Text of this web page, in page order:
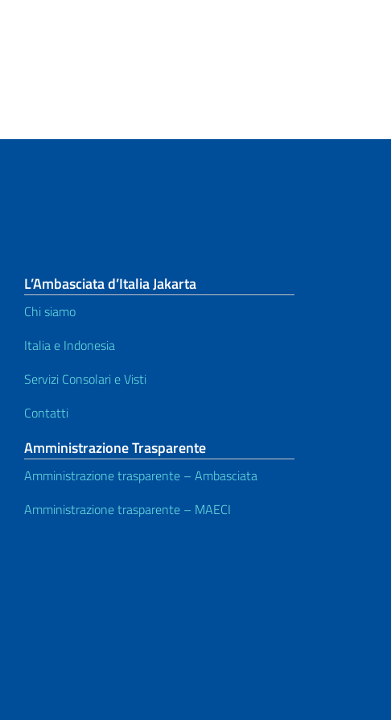
L’Ambasciata d’Italia Jakarta
Chi siamo
Italia e Indonesia
Servizi Consolari e Visti
Contatti
Amministrazione Trasparente
Amministrazione trasparente – Ambasciata
Amministrazione trasparente – MAECI